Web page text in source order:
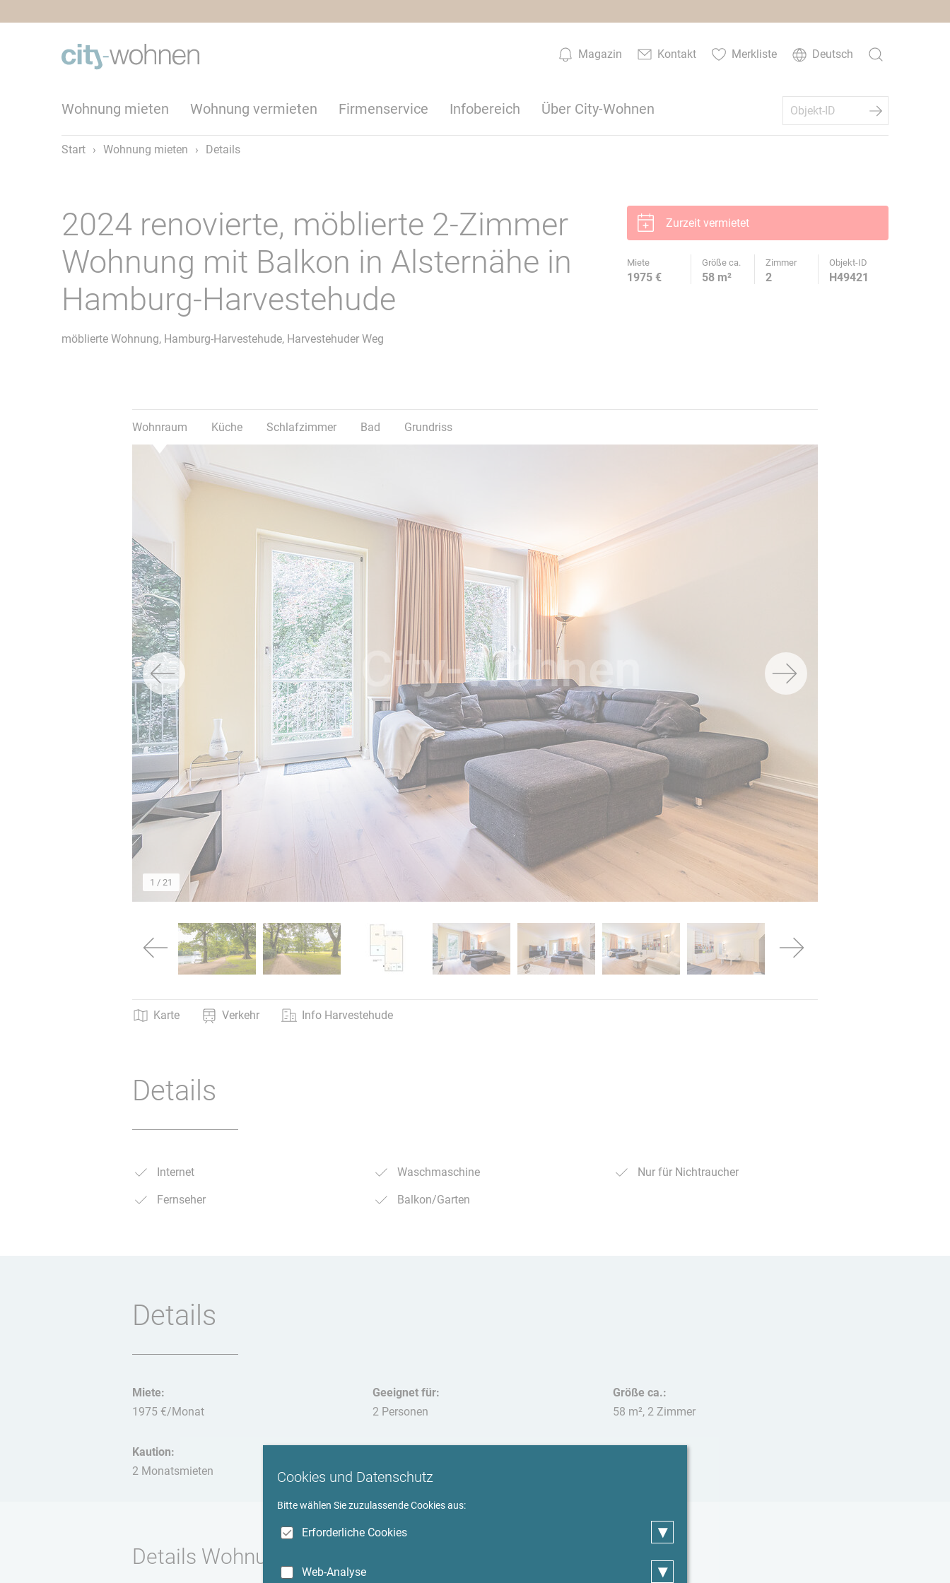
Magazin Kontakt Merkliste Deutsch
Wohnung mieten Wohnung vermieten Firmenservice Infobereich Über City-Wohnen
Start › Wohnung mieten › Details
2024 renovierte, möblierte 2-Zimmer
Wohnung mit Balkon in Alsternähe in
Hamburg-Harvestehude
möblierte Wohnung, Hamburg-Harvestehude, Harvestehuder Weg
Wohnraum Küche Schlafzimmer Bad Grundriss
1 / 21
→
Zurzeit vermietet
Miete Größe ca. Zimmer Objekt-ID
1975 € 58 m² 2 H49421
Karte Verkehr Info Harvestehude
Details
Internet
Fernseher
Waschmaschine
Balkon/Garten
Nur für Nichtraucher
Details
Miete:
1975 €/Monat
Kaution:
2 Monatsmieten
Geeignet für:
2 Personen
Größe ca.:
58 m², 2 Zimmer
Details Wohnung
Cookies und Datenschutz
Bitte wählen Sie zuzulassende Cookies aus:
Erforderliche Cookies ▾
Web-Analyse ▾